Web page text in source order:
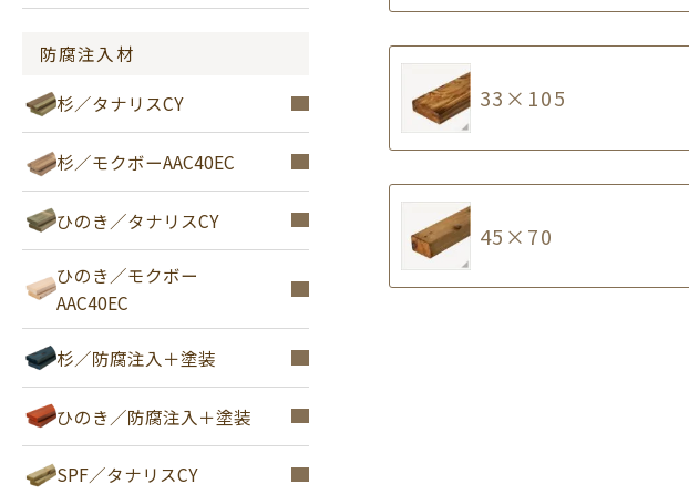
防腐注入材
杉／タナリスCY
杉／モクボーAAC40EC
ひのき／タナリスCY
ひのき／モクボー
AAC40EC
杉／防腐注入＋塗装
ひのき／防腐注入＋塗装
SPF／タナリスCY
33×105
45×70